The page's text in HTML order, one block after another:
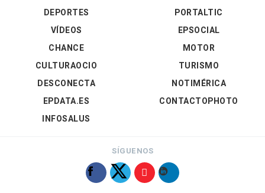
DEPORTES
VÍDEOS
PORTALTIC
EPSOCIAL
CHANCE
CULTURAOCIO
DESCONECTA
EPDATA.ES
INFOSALUS
MOTOR
TURISMO
NOTIMÉRICA
CONTACTOPHOTO
SÍGUENOS